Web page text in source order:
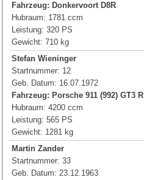
Fahrzeug: Donkervoort D8R
Hubraum: 1781 ccm
Leistung: 320 PS
Gewicht: 710 kg
Stefan Wieninger
Startnummer: 12
Geb. Datum: 16.07.1972
Fahrzeug: Porsche 911 (992) GT3 R
Hubraum: 4200 ccm
Leistung: 565 PS
Gewicht: 1281 kg
Martin Zander
Startnummer: 33
Geb. Datum: 23.12.1963